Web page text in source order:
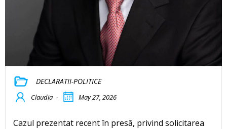
DECLARATII-POLITICE
Claudia - May 27, 2026
Cazul prezentat recent în presă, privind solicitarea